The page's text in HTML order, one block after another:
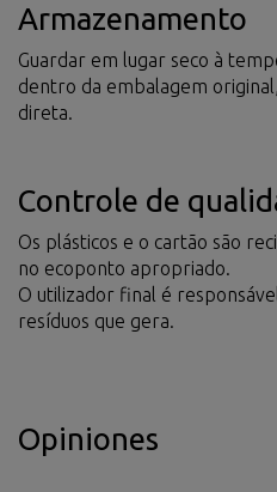
Armazenamento
Guardar em lugar seco à
dentro da embalagem
direta.
Controle de
Os plásticos e o cartão são
no ecoponto apropriado.
O utilizador final é
resíduos que gera.
Opiniones